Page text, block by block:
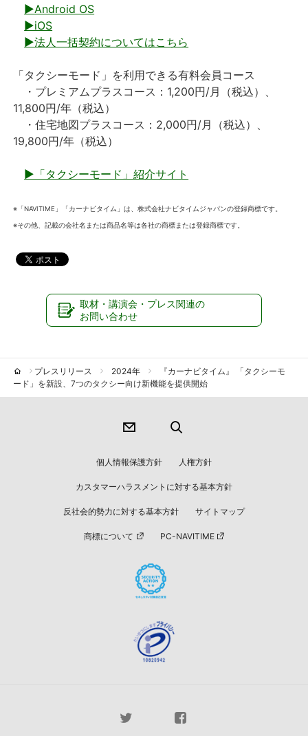
▶Android OS
▶iOS
▶法人一括契約についてはこちら
「タクシーモード」を利用できる有料会員コース
・プレミアムプラスコース：1,200円/月（税込）、
11,800円/年（税込）
・住宅地図プラスコース：2,000円/月（税込）、
19,800円/年（税込）
▶「タクシーモード」紹介サイト
※「NAVITIME」「カーナビタイム」は、株式会社ナビタイムジャパンの登録商標です。
※その他、記載の会社名または商品名等は各社の商標または登録商標です。
取材・講演会・プレス関連の
お問い合わせ
プレスリリース 2024年
『カーナビタイム』 「タクシーモ
ード」を新設、7つのタクシー向け新機能を提供開始
個人情報保護方針 人権方針
カスタマーハラスメントに対する基本方針
反社会的勢力に対する基本方針 サイトマップ
商標について PC-NAVITIME